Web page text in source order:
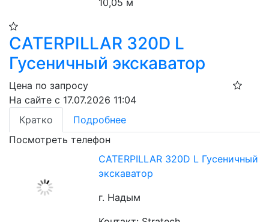
10,05 м
CATERPILLAR 320D L
Гусеничный экскаватор
Цена по запросу
На сайте с 17.07.2026 11:04
Кратко
Подробнее
Посмотреть телефон
CATERPILLAR 320D L Гусеничный
экскаватор
г. Надым